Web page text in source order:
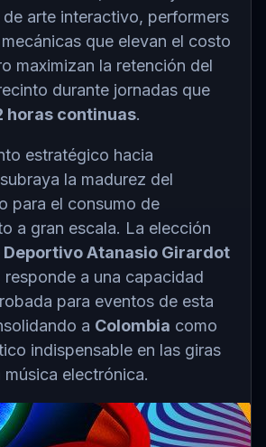
arte interactivo, performers
que elevan el costo
maximizan la retención del
durante jornadas que
horas continuas.
estratégico hacia
subraya la madurez del
para el consumo de
a gran escala. La elección
Deportivo Atanasio Girardot
a una capacidad
para eventos de esta
a Colombia como
indispensable en las giras
electrónica.